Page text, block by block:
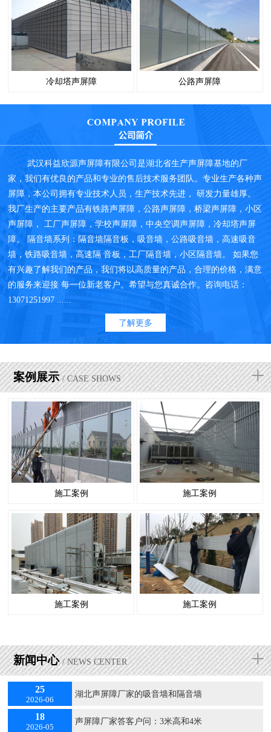
冷却塔声屏障 公路声屏障
武汉科益欣源声屏障有限公司是湖北省生产声屏障基地的厂
家，我们有优良的产品和专业的售后技术服务团队。专业生产各种声
屏障，本公司拥有专业技术人员，生产技术先进， 研发力量雄厚。
我厂生产的主要产品有铁路声屏障，公路声屏障，桥梁声屏障，小区
声屏障， 工厂声屏障，学校声屏障，中央空调声屏障，冷却塔声屏
障。 隔音墙系列：隔音墙隔音板，吸音墙，公路吸音墙，高速吸音
墙，铁路吸音墙，高速隔 音板，工厂隔音墙，小区隔音墙。 如果您
有兴趣了解我们的产品，我们将以高质量的产品，合理的价格，满意
的服务来迎接 每一位新老客户。希望与您真诚合作。咨询电话：
13071251997 ......
了解更多
案例展示 / CASE SHOWS +
施工案例 施工案例
施工案例 施工案例
新闻中心 / NEWS CENTER +
25
2026-06
湖北声屏障厂家的吸音墙和隔音墙
18
2026-05
声屏障厂家答客户问：3米高和4米